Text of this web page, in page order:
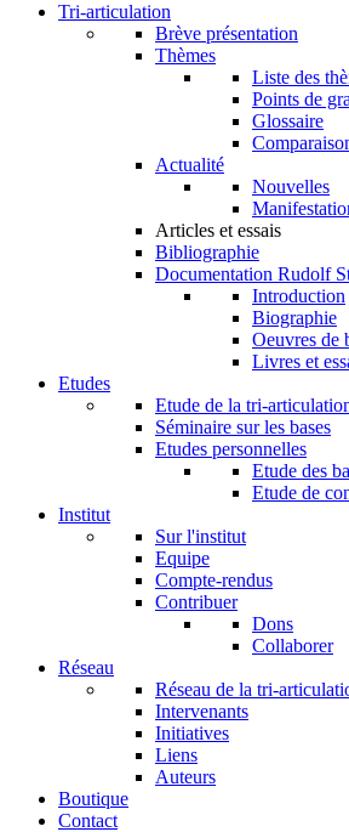
Tri-articulation
Brève présentation
Thèmes
Liste des
Points de
Glossaire
Actualité
Nouvelles
Articles et essais
Bibliographie
Documentation Rudolf
Introduction
Biographie
Oeuvres de
Livres et
Etudes
Etude de la tri-
Séminaire sur les bases
Etudes personnelles
Etude des
Etude de
Institut
Sur l'institut
Equipe
Compte-rendus
Contribuer
Dons
Collaborer
Réseau
Réseau de la tri-
Intervenants
Initiatives
Liens
Auteurs
Boutique
Contact